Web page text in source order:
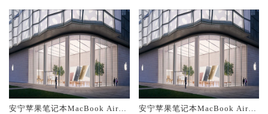
安宁苹果笔记本MacBook Air换
安宁苹果笔记本MacBook Air换